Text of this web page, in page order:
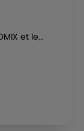
et le...